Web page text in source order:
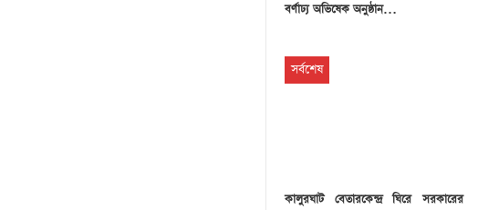
বর্ণাঢ্য অভিষেক অনুষ্ঠান…
সর্বশেষ
কালুরঘাট বেতারকেন্দ্র ঘিরে সরকারের